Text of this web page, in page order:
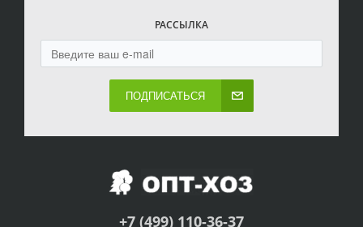
РАССЫЛКА
ПОДПИСАТЬСЯ
+7 (499) 110-36-37